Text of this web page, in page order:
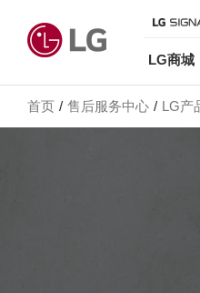
LG商城
首页 售后服务中心 LG产